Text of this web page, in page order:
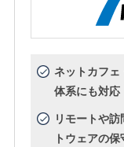
ネットカフェ
体系にも対応
リモートや
トウェアの保